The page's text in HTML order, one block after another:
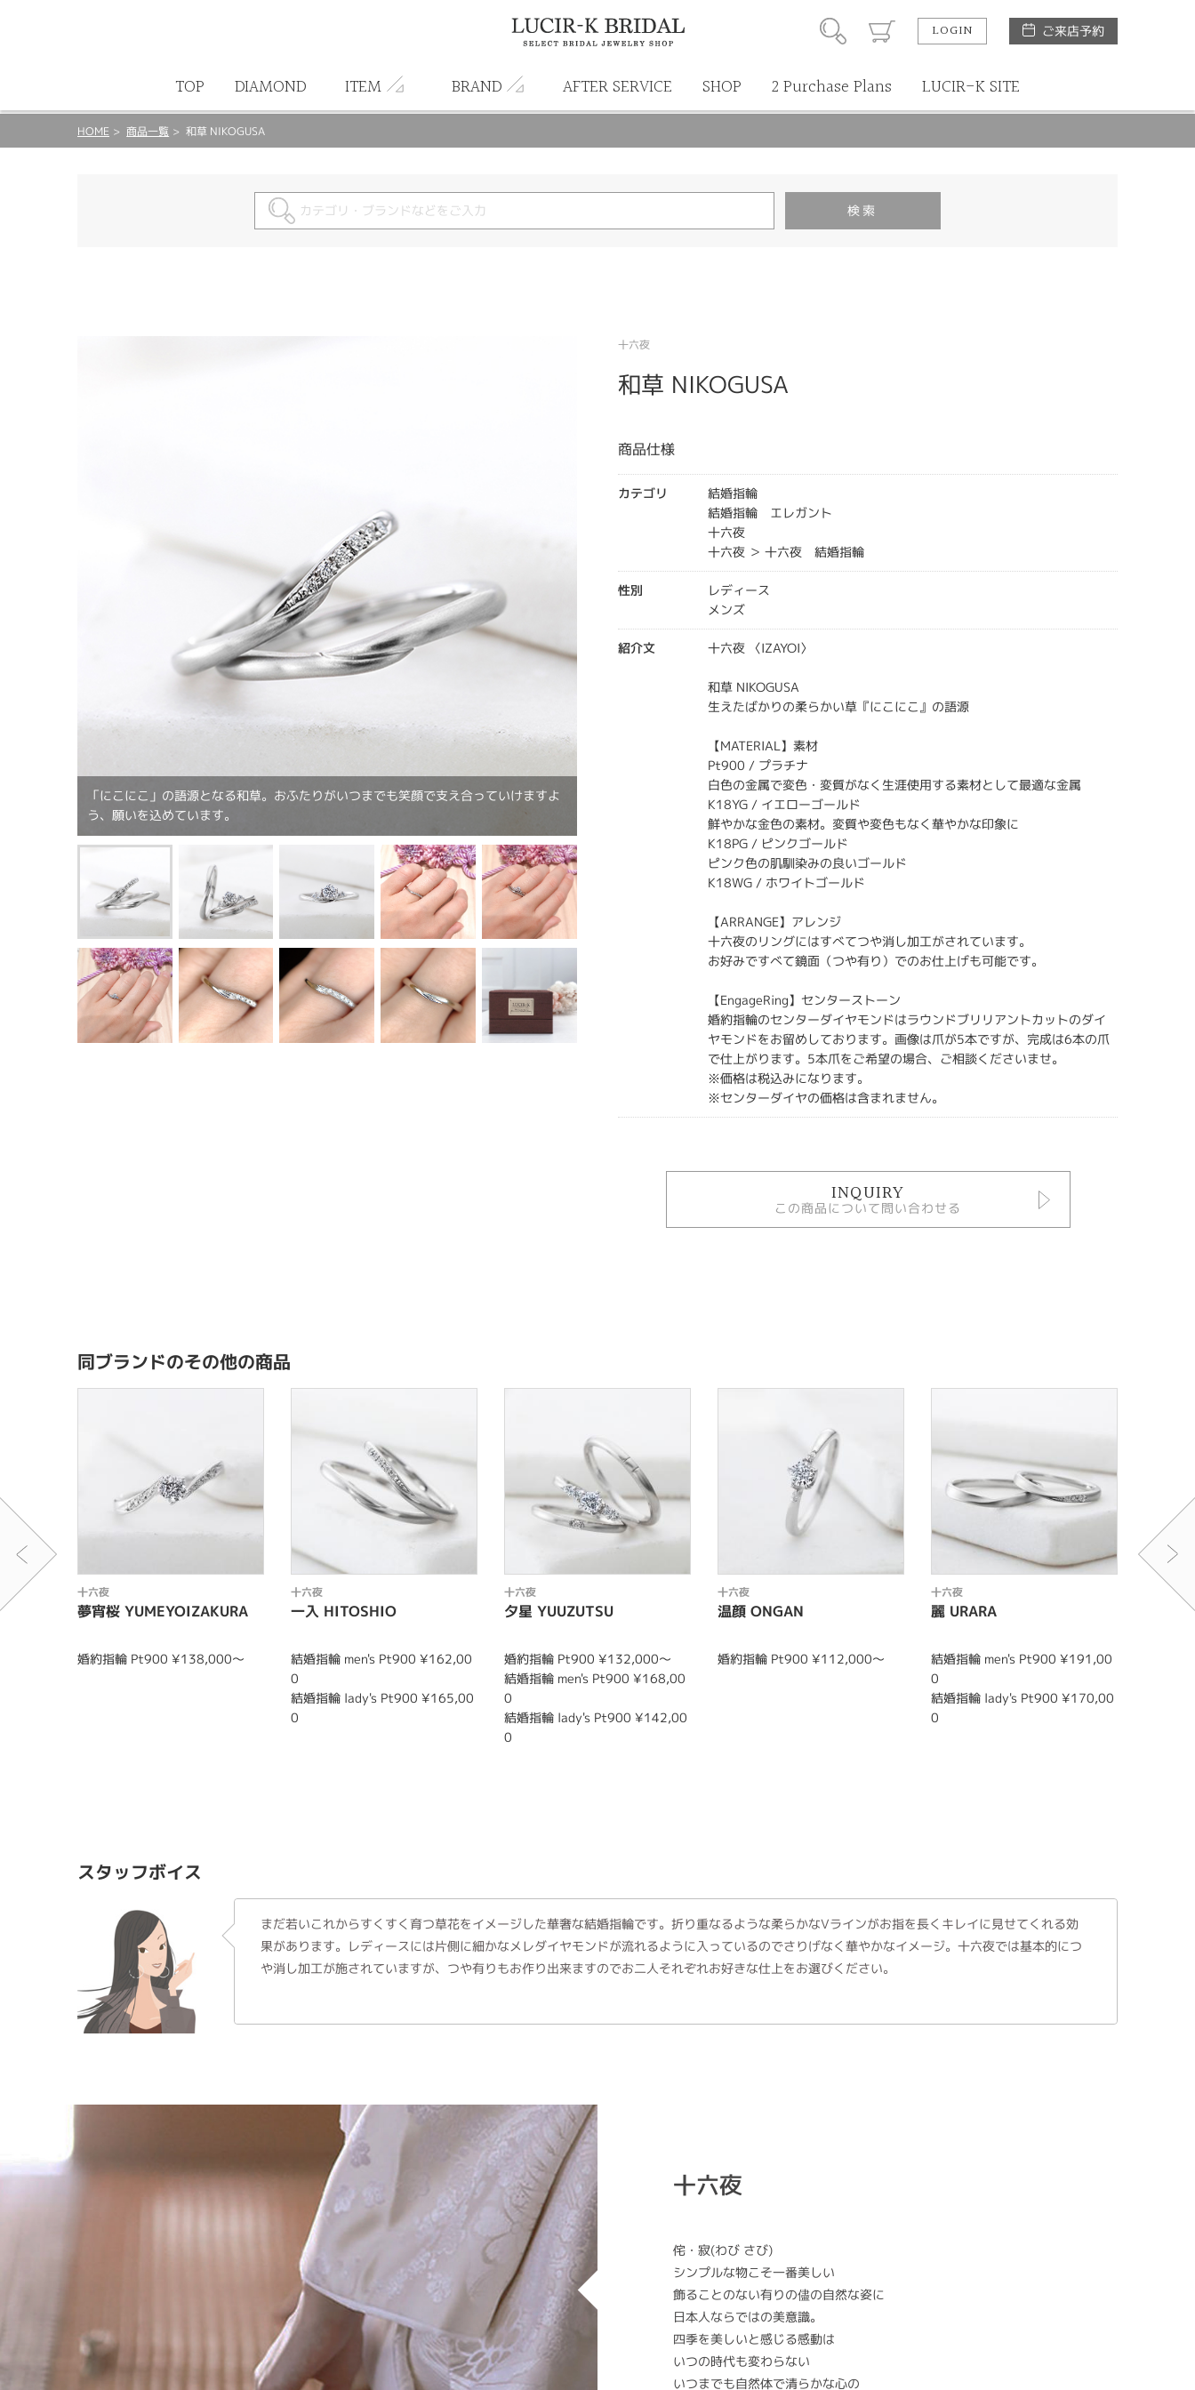
LOGIN ご来店予約
TOP DIAMOND ITEM BRAND AFTER SERVICE SHOP 2 Purchase Plans LUCIR-K SITE
HOME 商品一覧 和草 NIKOGUSA
「にこにこ」の語源となる和草。おふたりがいつまでも笑顔で支え合っていけますよ
う、願いを込めています。
十六夜
和草 NIKOGUSA
商品仕様
カテゴリ
結婚指輪
結婚指輪 エレガント
十六夜
十六夜 ＞ 十六夜 結婚指輪
性別
レディース
メンズ
紹介文 十六夜 〈IZAYOI〉
和草 NIKOGUSA
生えたばかりの柔らかい草『にこにこ』の語源
【MATERIAL】素材
Pt900 / プラチナ
白色の金属で変色・変質がなく生涯使用する素材として最適な金属
K18YG / イエローゴールド
鮮やかな金色の素材。変質や変色もなく華やかな印象に
K18PG / ピンクゴールド
ピンク色の肌馴染みの良いゴールド
K18WG / ホワイトゴールド
【ARRANGE】アレンジ
十六夜のリングにはすべてつや消し加工がされています。
お好みですべて鏡面（つや有り）でのお仕上げも可能です。
【EngageRing】センターストーン
婚約指輪のセンターダイヤモンドはラウンドブリリアントカットのダイ
ヤモンドをお留めしております。画像は爪が5本ですが、完成は6本の爪
で仕上がります。5本爪をご希望の場合、ご相談くださいませ。
※価格は税込みになります。
※センターダイヤの価格は含まれません。
INQUIRY
この商品について問い合わせる
同ブランドのその他の商品
十六夜
夢宵桜 YUMEYOIZAKURA
婚約指輪 Pt900 ¥138,000～
十六夜
一入 HITOSHIO
結婚指輪 men's Pt900 ¥162,00
0
結婚指輪 lady's Pt900 ¥165,00
0
十六夜
夕星 YUUZUTSU
婚約指輪 Pt900 ¥132,000～
結婚指輪 men's Pt900 ¥168,00
0
結婚指輪 lady's Pt900 ¥142,00
0
十六夜
温顔 ONGAN
婚約指輪 Pt900 ¥112,000～
十六夜
麗 URARA
結婚指輪 men's Pt900 ¥191,00
0
結婚指輪 lady's Pt900 ¥170,00
0
十六夜
曙
スタッフボイス
まだ若いこれからすくすく育つ草花をイメージした華奢な結婚指輪です。折り重なるような柔らかなVラインがお指を長くキレイに見せてくれる効
果があります。レディースには片側に細かなメレダイヤモンドが流れるように入っているのでさりげなく華やかなイメージ。十六夜では基本的につ
や消し加工が施されていますが、つや有りもお作り出来ますのでお二人それぞれお好きな仕上をお選びください。
十六夜
侘・寂(わび さび)
シンプルな物こそ一番美しい
飾ることのない有りの儘の自然な姿に
日本人ならではの美意識。
四季を美しいと感じる感動は
いつの時代も変わらない
いつまでも自然体で清らかな心の